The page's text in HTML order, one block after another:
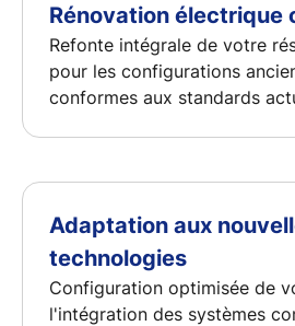
Rénovation électrique
Refonte intégrale de votre
pour les configurations
conformes aux standards
Adaptation aux
technologies
Configuration optimisée de
l'intégration des systèmes